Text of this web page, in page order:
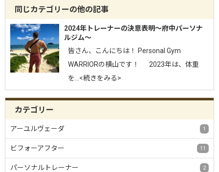
同じカテゴリーの他の記事
2024年トレーナーの決意表明〜府中パーソナ
ルジム〜
皆さん、こんにちは！ Personal Gym
WARRIORの横山です！ 2023年は、体重
を…<続きをみる>
カテゴリー
アーユルヴェーダ 1
ビフォーアフター 11
パーソナルトレーナー 2